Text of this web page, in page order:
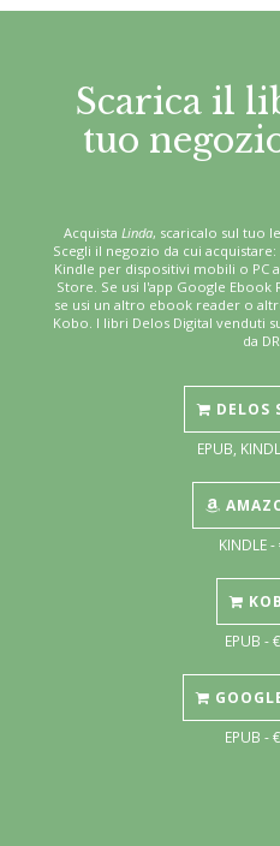
Scarica il
tuo
Acquista Linda, scaricalo sul tuo
Scegli il negozio da cui
Kindle per dispositivi mobili o PC
Store. Se usi l'app Google Ebook
se usi un altro ebook reader o
Kobo. I libri Delos Digital venduti
da
DELOS
EPUB,
KINDLE
EPUB -
EPUB -